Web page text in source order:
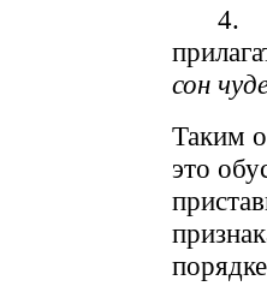
4.
сон
Таким
это